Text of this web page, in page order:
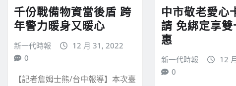
千份戰備物資當後盾 跨
年警力暖身又暖心
新一代時報
12 月 31, 2022
0
【記者詹姆士熊/台中報導】本次臺
中市敬老愛心
請 免綁定享
惠
新一代時報
12
0